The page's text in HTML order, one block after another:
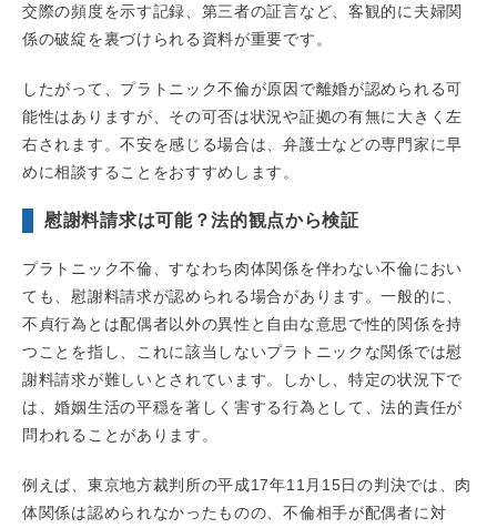
交際の頻度を示す記録、第三者の証言など、客観的に夫婦関
係の破綻を裏づけられる資料が重要です。
したがって、プラトニック不倫が原因で離婚が認められる可
能性はありますが、その可否は状況や証拠の有無に大きく左
右されます。不安を感じる場合は、弁護士などの専門家に早
めに相談することをおすすめします。
慰謝料請求は可能？法的観点から検証
プラトニック不倫、すなわち肉体関係を伴わない不倫におい
ても、慰謝料請求が認められる場合があります。一般的に、
不貞行為とは配偶者以外の異性と自由な意思で性的関係を持
つことを指し、これに該当しないプラトニックな関係では慰
謝料請求が難しいとされています。しかし、特定の状況下で
は、婚姻生活の平穏を著しく害する行為として、法的責任が
問われることがあります。
例えば、東京地方裁判所の平成17年11月15日の判決では、肉
体関係は認められなかったものの、不倫相手が配偶者に対